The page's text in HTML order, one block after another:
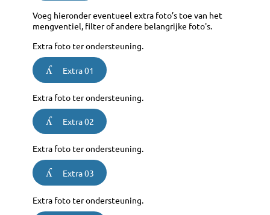
Voeg hieronder eventueel extra foto’s toe van het
mengventiel, filter of andere belangrijke foto's.
Extra foto ter ondersteuning.
Extra 01
Extra foto ter ondersteuning.
Extra 02
Extra foto ter ondersteuning.
Extra 03
Extra foto ter ondersteuning.